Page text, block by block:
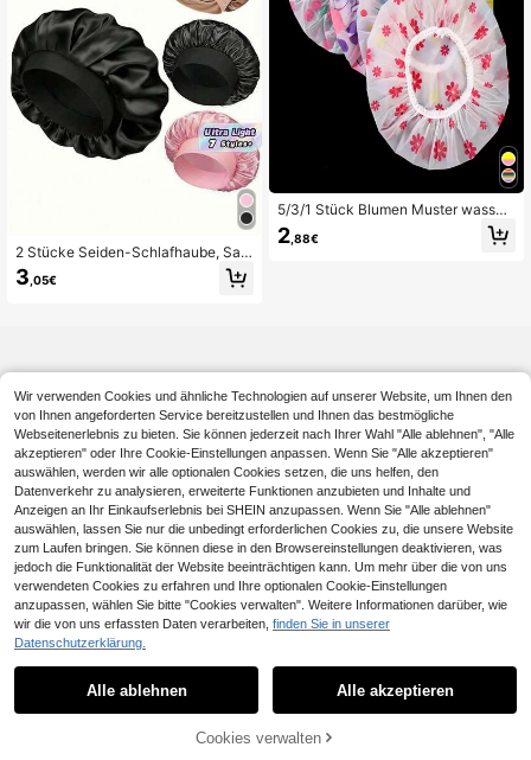
2 Stücke Seiden-Schlafhaube, Sati
n-Schlafhauben, weicher elastisch
er Bund Seiden-Schlafkappe, Seide
lafhaube, Seiden-Schlafhaube
3 ,05€
5/3/1 Stück Blumen Muster wasser
dichte Bade-Kappen, elastische wi
ederverwendbare Duschkappen für
2 ,88€
JETZT EINKAUFEN
Wir verwenden Cookies und ähnliche Technologien auf unserer Website, um Ihnen den
von Ihnen angeforderten Service bereitzustellen und Ihnen das bestmögliche
Webseitenerlebnis zu bieten. Sie können jederzeit nach Ihrer Wahl "Alle ablehnen", "Alle
akzeptieren" oder Ihre Cookie-Einstellungen anpassen. Wenn Sie "Alle akzeptieren"
auswählen, werden wir alle optionalen Cookies setzen, die uns helfen, den
Datenverkehr zu analysieren, erweiterte Funktionen anzubieten und Inhalte und
Anzeigen an Ihr Einkaufserlebnis bei SHEIN anzupassen. Wenn Sie "Alle ablehnen"
auswählen, lassen Sie nur die unbedingt erforderlichen Cookies zu, die unsere Website
zum Laufen bringen. Sie können diese in den Browsereinstellungen deaktivieren, was
jedoch die Funktionalität der Website beeinträchtigen kann. Um mehr über die von uns
verwendeten Cookies zu erfahren und Ihre optionalen Cookie-Einstellungen
anzupassen, wählen Sie bitte "Cookies verwalten". Weitere Informationen darüber, wie
wir die von uns erfassten Daten verarbeiten, finden Sie in unserer
Datenschutzerklärung.
Alle ablehnen Alle akzeptieren
Cookies verwalten